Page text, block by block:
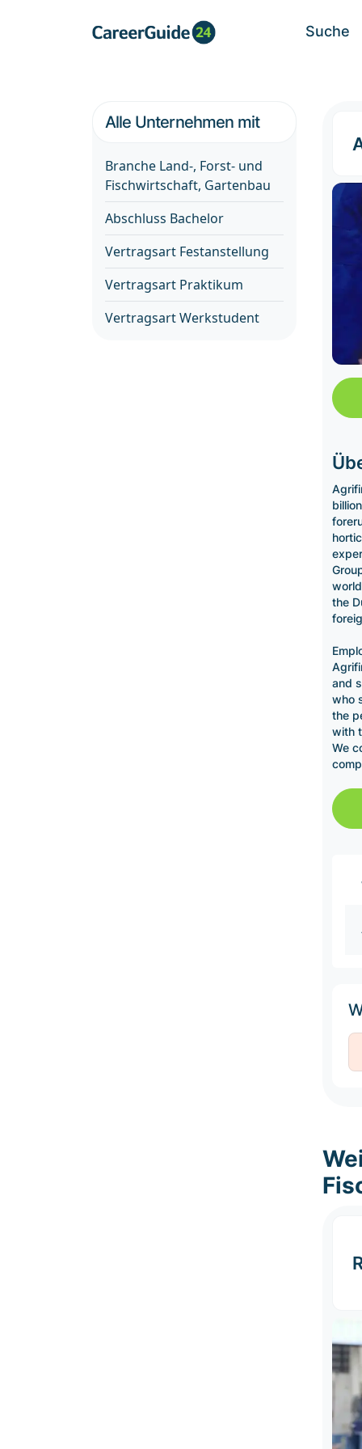
Suche
Alle Unternehmen mit
Branche Land-, Forst- und
Fischwirtschaft, Gartenbau
Abschluss Bachelor
Vertragsart Festanstellung
Vertragsart Praktikum
Vertragsart Werkstudent
the
and
who
the
with
We